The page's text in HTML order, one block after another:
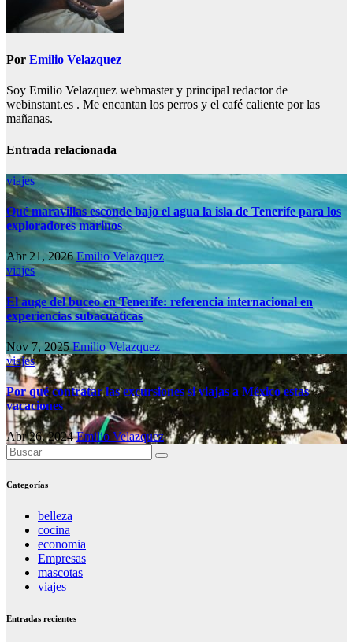
Por Emilio Velazquez
Soy Emilio Velazquez webmaster y principal redactor de
webinstant.es . Me encantan los perros y el café caliente por las
mañanas.
Entrada relacionada
viajes
Qué maravillas esconde bajo el agua la isla de Tenerife para los
exploradores marinos
Abr 21, 2026Emilio Velazquez
viajes
El auge del buceo en Tenerife: referencia internacional en
experiencias subacuáticas
Nov 7, 2025Emilio Velazquez
viajes
Por qué contratar las excursiones si viajas a México estas
vacaciones
Abr 26, 2024Emilio Velazquez
Categorías
belleza
cocina
economia
Empresas
mascotas
viajes
Entradas recientes